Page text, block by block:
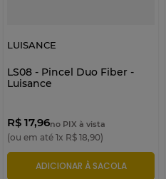
LUISANCE
LS08 - Pincel Duo Fiber -
Luisance
R$ 17,96no PIX à vista
(ou em até 1x R$ 18,90)
ADICIONAR À SACOLA